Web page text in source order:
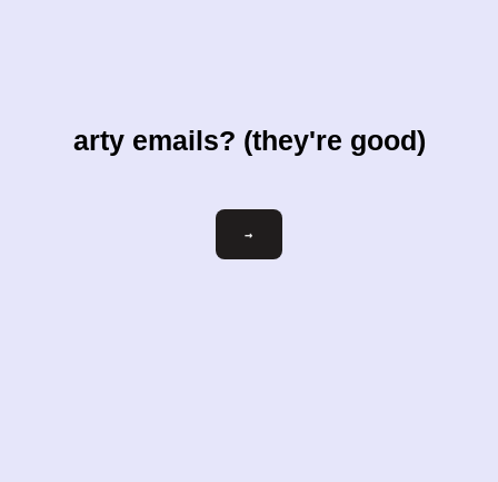
arty emails? (they're good)
ihre-
→